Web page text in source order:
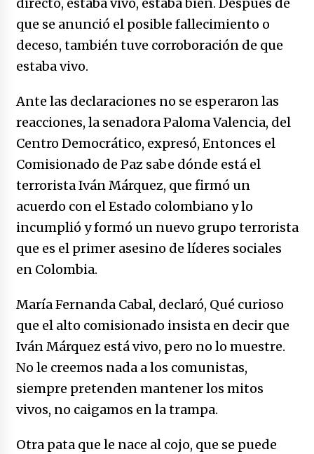
directo, estaba vivo, estaba bien. Después de
que se anunció el posible fallecimiento o
deceso, también tuve corroboración de que
estaba vivo.
Ante las declaraciones no se esperaron las
reacciones, la senadora Paloma Valencia, del
Centro Democrático, expresó, Entonces el
Comisionado de Paz sabe dónde está el
terrorista Iván Márquez, que firmó un
acuerdo con el Estado colombiano y lo
incumplió y formó un nuevo grupo terrorista
que es el primer asesino de líderes sociales
en Colombia.
María Fernanda Cabal, declaró, Qué curioso
que el alto comisionado insista en decir que
Iván Márquez está vivo, pero no lo muestre.
No le creemos nada a los comunistas,
siempre pretenden mantener los mitos
vivos, no caigamos en la trampa.
Otra pata que le nace al cojo, que se puede